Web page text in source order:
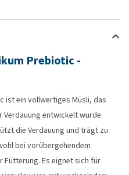
Prebiotic -
ist ein vollwertiges Müsli, das
entwickelt wurde.
die Verdauung und trägt zu
bei vorübergehendem
Fütterung. Es eignet sich für